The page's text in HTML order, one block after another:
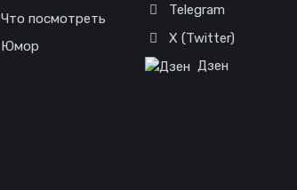
Что посмотреть
Юмор
Telegram
X (Twitter)
Дзен